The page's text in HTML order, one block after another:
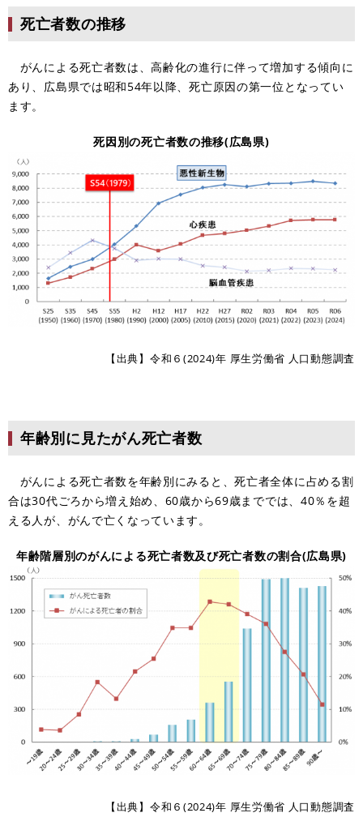
死亡者数の推移
がんによる死亡者数は、高齢化の進行に伴って増加する傾向に
あり、広島県では昭和54年以降、死亡原因の第一位となってい
ます。
死因別の死亡者数の推移(広島県)
【出典】令和６(2024)年 厚生労働省 人口動態調査
年齢別に見たがん死亡者数
がんによる死亡者数を年齢別にみると、死亡者全体に占める割
合は30代ごろから増え始め、60歳から69歳まででは、40％を超
える人が、がんで亡くなっています。
年齢階層別のがんによる死亡者数及び死亡者数の割合(広島県)
【出典】令和６(2024)年 厚生労働省 人口動態調査